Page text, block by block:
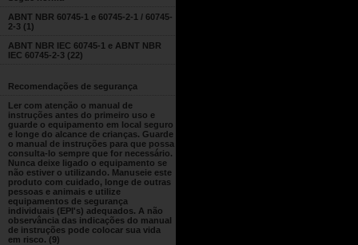
ABNT NBR 60745-1 e 60745-2-1 / 60745-
2-3 (1)
ABNT NBR IEC 60745-1 e ABNT NBR
IEC 60745-2-3 (22)
Recomendações de segurança
Ler com atenção o manual de
instruções antes do primeiro uso e
guarde o equipamento em local seguro
e longe do alcance de crianças. Guarde
o manual de instruções para que possa
consulta-lo sempre que for necessário.
Nunca deixe ligado o equipamento se
não estiver o utilizando. Manuseie este
produto com cuidado, longe de outras
pessoas e animais e utilize
equipamentos de segurança
individuais (EPI's) adequados. A não
observância das indicações do manual
de instruções pode colocar sua vida
em risco. (9)